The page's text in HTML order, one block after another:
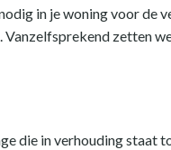
in je woning voor de
zetten
die in verhouding staat